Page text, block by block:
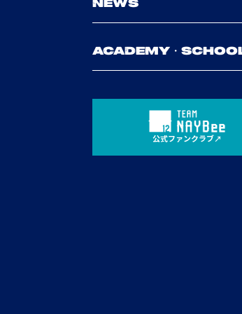
NEWS
ACADEMY・
公式ファンクラブ